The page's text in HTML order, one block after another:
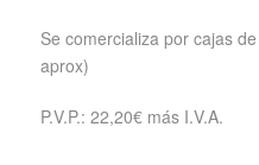
Se comercializa por cajas
aprox)
P.V.P.: 22,20€ más I.V.A.